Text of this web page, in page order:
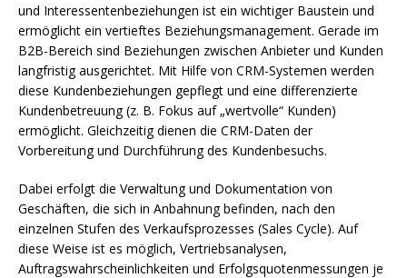
und Interessentenbeziehungen ist ein wichtiger Baustein und
ermöglicht ein vertieftes Beziehungsmanagement. Gerade im
B2B-Bereich sind Beziehungen zwischen Anbieter und Kunden
langfristig ausgerichtet. Mit Hilfe von CRM-Systemen werden
diese Kundenbeziehungen gepflegt und eine differenzierte
Kunden­betreuung (z. B. Fokus auf „wertvolle“ Kunden)
ermöglicht. Gleichzeitig dienen die CRM-Daten der
Vorbereitung und Durchführung des Kundenbesuchs.
Dabei erfolgt die Verwaltung und Dokumentation von
Geschäften, die sich in Anbahnung befinden, nach den
einzelnen Stufen des Verkaufsprozesses (Sales Cycle). Auf
diese Weise ist es möglich, Vertriebsanalysen,
Auftragswahrscheinlichkeiten und Erfolgsquotenmessungen je